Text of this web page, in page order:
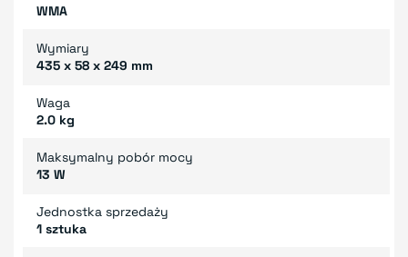
WMA
Wymiary
435 x 58 x 249 mm
Waga
2.0 kg
Maksymalny pobór mocy
13 W
Jednostka sprzedaży
1 sztuka